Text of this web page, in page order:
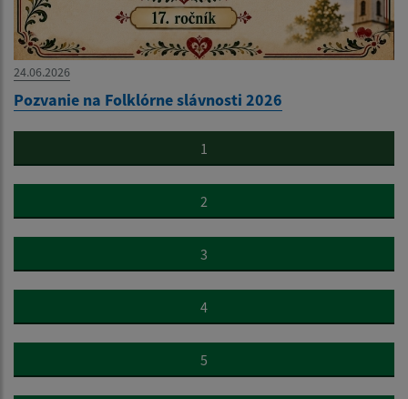
24.06.2026
Pozvanie na Folklórne slávnosti 2026
1
2
3
4
5